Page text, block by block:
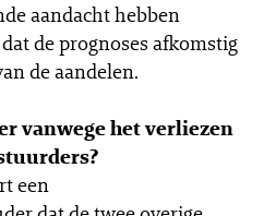
aandacht hebben
de prognoses afkomstig
de aandelen.
vanwege het verliezen
een